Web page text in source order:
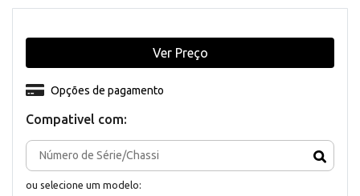
Compativel com:
ou selecione um modelo:
Opções de pagamento
Ver Preço